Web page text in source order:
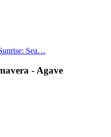
Sea…
- Agave